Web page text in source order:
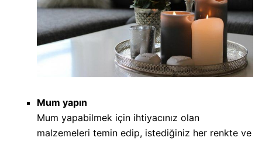
Mum yapın
Mum yapabilmek için ihtiyacınız olan
malzemeleri temin edip, istediğiniz her renkte ve